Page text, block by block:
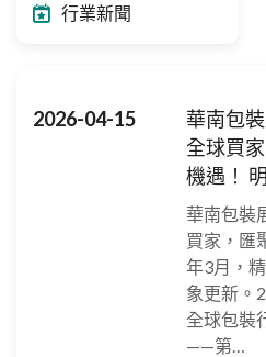
行業新聞
2026-04-15
華南包
全球買
機遇！
華南包裝
買家，匯
年3月，
象更新。
全球包裝
——第…